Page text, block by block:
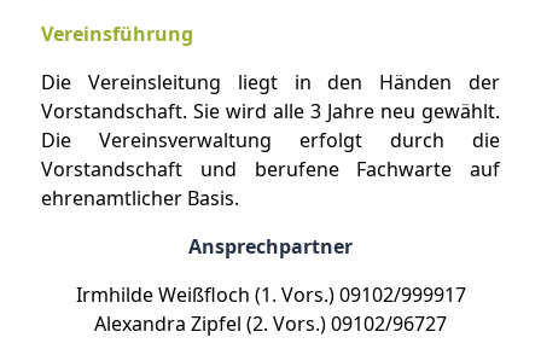
Vereinsführung
Die Vereinsleitung liegt in den Händen der
Vorstandschaft. Sie wird alle 3 Jahre neu gewählt.
Die Vereinsverwaltung erfolgt durch die
Vorstandschaft und berufene Fachwarte auf
ehrenamtlicher Basis.
Ansprechpartner
Irmhilde Weißfloch (1. Vors.) 09102/999917
Alexandra Zipfel (2. Vors.) 09102/96727